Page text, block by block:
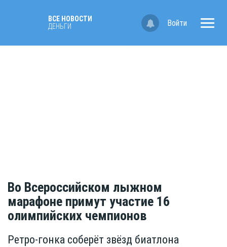
ВСЕ НОВОСТИ
ДЕНЬГИ
Войти
Во Всероссийском лыжном
марафоне примут участие 16
олимпийских чемпионов
Ретро-гонка соберёт звёзд биатлона